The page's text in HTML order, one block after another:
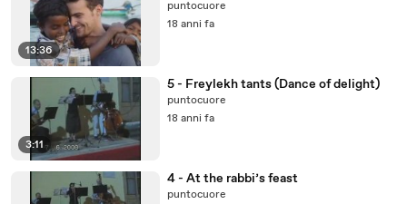
13:36
puntocuore
18 anni fa
3:11
5 - Freylekh tants (Dance of delight)
puntocuore
18 anni fa
4 - At the rabbi’s feast
puntocuore